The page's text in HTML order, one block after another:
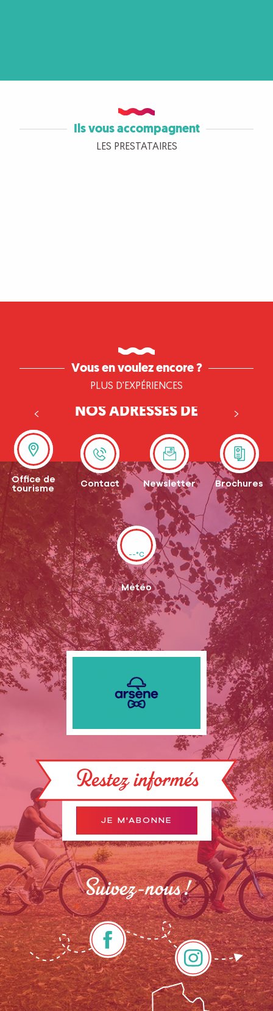
Ils vous accompagnent
LES PRESTATAIRES
Vous en voulez encore ?
PLUS D'EXPÉRIENCES
NOS ADRESSES DE
COWORKING
Office de
tourisme
Contact Newsletter Brochures
--°C
Météo
Restez informés
JE M'ABONNE
Suivez-nous !